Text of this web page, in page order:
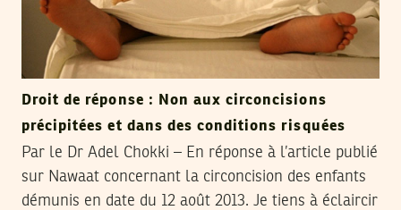
Droit de réponse : Non aux circoncisions
précipitées et dans des conditions risquées
Par le Dr Adel Chokki – En réponse à l’article publié
sur Nawaat concernant la circoncision des enfants
démunis en date du 12 août 2013. Je tiens à éclaircir